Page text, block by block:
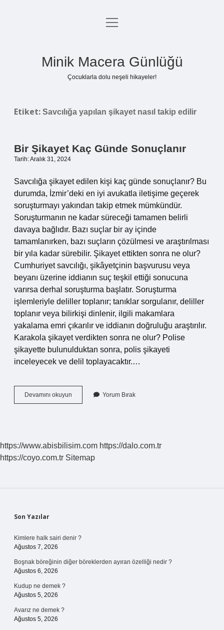
Anasayfa
menüyü
Minik Macera Günlüğü
Çocuklarla dolu neşeli hikayeler!
Etiket: Savcılığa yapılan şikayet nasıl takip edilir
Bir Şikayet Kaç Günde Sonuçlanır
Tarih: Aralık 31, 2024
Savcılığa şikayet edilen kişi kaç günde sonuçlanır? Bu
durumda, İzmir’deki en iyi avukatla iletişime geçerek
soruşturmayı yakından takip etmek mümkündür.
Soruşturmanın ne kadar süreceği tamamen belirli
davaya bağlıdır. Bazı suçlar bir ay içinde
tamamlanırken, bazı suçların çözülmesi ve araştırılması
bir yıla kadar sürebilir. Şikayet ettikten sonra ne olur?
Cumhuriyet savcılığı, şikâyetçinin başvurusu veya
beyanı üzerine iddianın suç teşkil ettiği sonucuna
varırsa derhal soruşturma başlatır. Soruşturma
işlemleriyle deliller toplanır; tanıklar sorgulanır, deliller
toplanır veya bilirkişi dinlenir, ilgili makamlara
yakalama emri çıkarılır ve iddianın doğruluğu araştırılır.
Karakola şikayet verdikten sonra ne olur? Polise
şikayette bulunulduktan sonra, polis şikayeti
inceleyecek ve delil toplayacaktır.…
Devamını okuyun
Şikayet
Yorum Bırak
https://www.abisbilisim.com https://dalo.com.tr
https://coyo.com.tr Sitemap
Sidebar
Son Yazılar
Kimlere halk sairi denir ?
Ağustos 7, 2026
Boşnak böreğinin diğer böreklerden ayıran özelliği nedir ?
Ağustos 6, 2026
Kudup ne demek ?
Ağustos 5, 2026
Avarız ne demek ?
Ağustos 5, 2026